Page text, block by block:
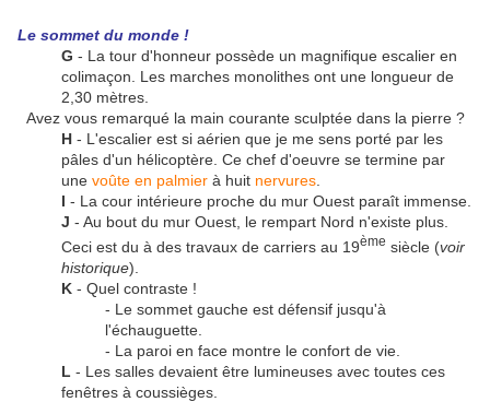
Le sommet du monde !
G - La tour d'honneur possède un magnifique escalier en
colimaçon. Les marches monolithes ont une longueur de
2,30 mètres.
Avez vous remarqué la main courante sculptée dans la pierre ?
H - L'escalier est si aérien que je me sens porté par les
pâles d'un hélicoptère. Ce chef d'oeuvre se termine par
une voûte en palmier à huit nervures
I - La cour intérieure proche du mur Ouest paraît immense.
J - Au bout du mur Ouest, le rempart Nord n'existe plus.
Ceci est du à des travaux de carriers au 19ème siècle (voir
historique).
K - Quel contraste !
- Le sommet gauche est défensif jusqu'à
l'échauguette.
- La paroi en face montre le confort de vie.
L - Les salles devaient être lumineuses avec toutes ces
fenêtres à coussièges.